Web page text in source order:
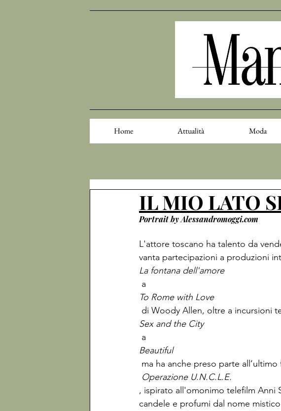
Home Attualità Moda
IL MIO LATO
Portrait by Alessandromoggi.com
L'attore toscano ha talento da
vanta partecipazioni a produzioni
La fontana dell'amore
a
To Rome with Love
di Woody Allen, oltre a incursioni
Sex and the City
a
Beautiful
ma ha anche preso parte
Operazione U.N.C.L.E.
, ispirato all'omonimo telefilm Anni
candele e profumi dal nome